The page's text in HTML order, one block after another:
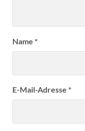
Name *
E-Mail-Adresse *